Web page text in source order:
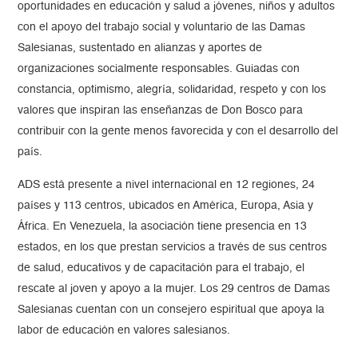
oportunidades en educación y salud a jóvenes, niños y adultos
con el apoyo del trabajo social y voluntario de las Damas
Salesianas, sustentado en alianzas y aportes de
organizaciones socialmente responsables. Guiadas con
constancia, optimismo, alegría, solidaridad, respeto y con los
valores que inspiran las enseñanzas de Don Bosco para
contribuir con la gente menos favorecida y con el desarrollo del
país.
ADS está presente a nivel internacional en 12 regiones, 24
países y 113 centros, ubicados en América, Europa, Asia y
África. En Venezuela, la asociación tiene presencia en 13
estados, en los que prestan servicios a través de sus centros
de salud, educativos y de capacitación para el trabajo, el
rescate al joven y apoyo a la mujer. Los 29 centros de Damas
Salesianas cuentan con un consejero espiritual que apoya la
labor de educación en valores salesianos.